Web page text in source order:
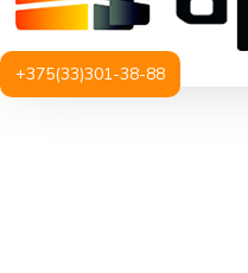
+375(33)301-38-88